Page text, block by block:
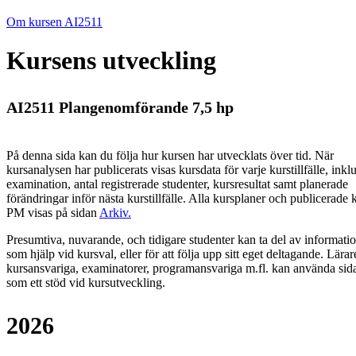
Om kursen AI2511
Kursens utveckling
AI2511 Plangenomförande 7,5 hp
På denna sida kan du följa hur kursen har utvecklats över tid. När
kursanalysen har publicerats visas kursdata för varje kurstillfälle,
examination, antal registrerade studenter, kursresultat samt planerade
förändringar inför nästa kurstillfälle. Alla kursplaner och publicerade
PM visas på sidan Arkiv.
Presumtiva, nuvarande, och tidigare studenter kan ta del av
som hjälp vid kursval, eller för att följa upp sitt eget deltagande.
kursansvariga, examinatorer, programansvariga m.fl. kan använda
som ett stöd vid kursutveckling.
2026